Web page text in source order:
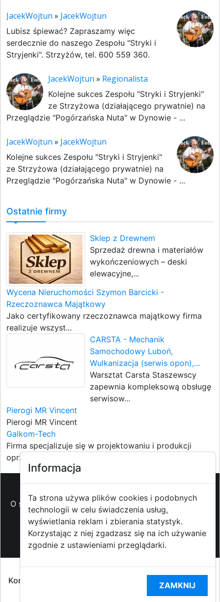
JacekWojtun » JacekWojtun
Lubisz śpiewać? Zapraszamy więc
serdecznie do naszego Zespołu "Stryki i
Stryjenki". Strzyżów, tel. 600 559 360.
JacekWojtun » Regionalista
Kolejne sukces Zespołu "Stryki i Stryjenki"
ze Strzyżowa (działającego prywatnie) na
Przeglądzie "Pogórzańska Nuta" w Dynowie - ...
JacekWojtun » JacekWojtun
Kolejne sukces Zespołu "Stryki i Stryjenki"
ze Strzyżowa (działającego prywatnie) na
Przeglądzie "Pogórzańska Nuta" w Dynowie - ...
Ostatnie firmy
Sklep z Drewnem
Sprzedaż drewna i materiałów
wykończeniowych – deski
elewacyjne,...
Wycena Nieruchomości Szymon Barcicki -
Rzeczoznawca Majątkowy
Jako certyfikowany rzeczoznawca majątkowy firma
realizuje wszyst...
CARSTA - Mechanik
Samochodowy Luboń,
Wulkanizacja (serwis opon),...
Warsztat Carsta Staszewscy
zapewnia kompleksową obsługę
serwisow...
Pierogi MR Vincent
Pierogi MR Vincent
Galkom-Tech
Firma specjalizuje się w projektowaniu i produkcji
oprzyrządowan...
O strzyzowiak.pl-Reklama-Pomoc (FAQ)-Patronat
medialny - Prawa autorskie- Redakcja i
kontakt -Współpraca z mediami
Copyright ©2009-2014 strzyzowiak.pl,
Korzystanie z Portalu oznacza akceptacjąRegulaminu
Polityką prywatności RODO
Informacja
Ta strona używa plików cookies i podobnych
technologii w celu świadczenia usług,
wyświetlania reklam i zbierania statystyk.
Korzystając z niej zgadzasz się na ich używanie
zgodnie z ustawieniami przeglądarki.
ZAMKNIJ